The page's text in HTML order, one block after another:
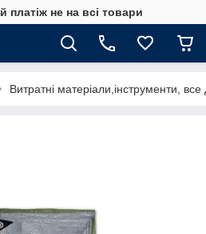
платіж не на всі товари
Витратні матеріали,інструменти,